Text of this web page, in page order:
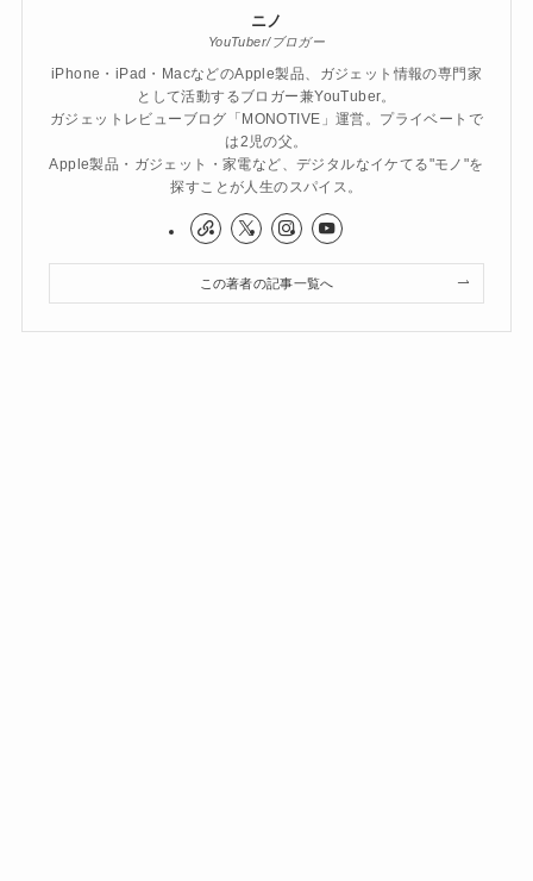
ニノ
YouTuber/ブロガー
iPhone・iPad・MacなどのApple製品、ガジェット情報の専門家
として活動するブロガー兼YouTuber。
ガジェットレビューブログ「MONOTIVE」運営。プライベートで
は2児の父。
Apple製品・ガジェット・家電など、デジタルなイケてる"モノ"を
探すことが人生のスパイス。
この著者の記事一覧へ